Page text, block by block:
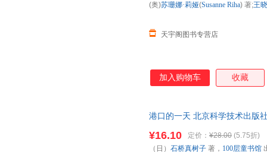
天宇阁图书专营店
(奥)苏珊娜·莉娅(Susanne Riha) 著;王
加入购物车 收藏
港口的一天 北京科学技术出版
¥16.10 定价： ¥28.00 (5.75折)
（日） 石桥真树子 著， 100层童书馆